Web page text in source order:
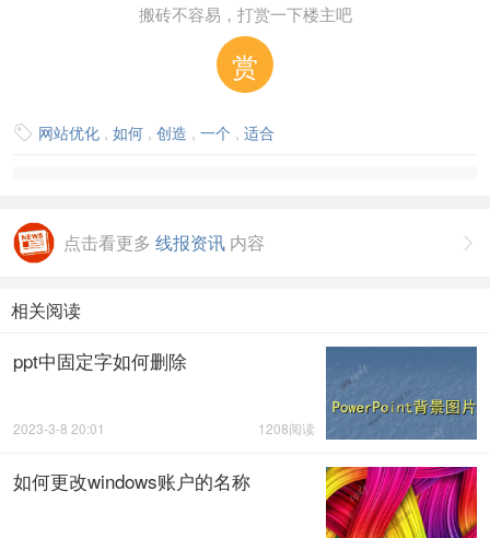
搬砖不容易，打赏一下楼主吧
赏
 网站优化 , 如何 , 创造 , 一个 , 适合

点击看更多 线报资讯 内容
相关阅读
ppt中固定字如何删除
1208阅读
2023-3-8 20:01
如何更改windows账户的名称